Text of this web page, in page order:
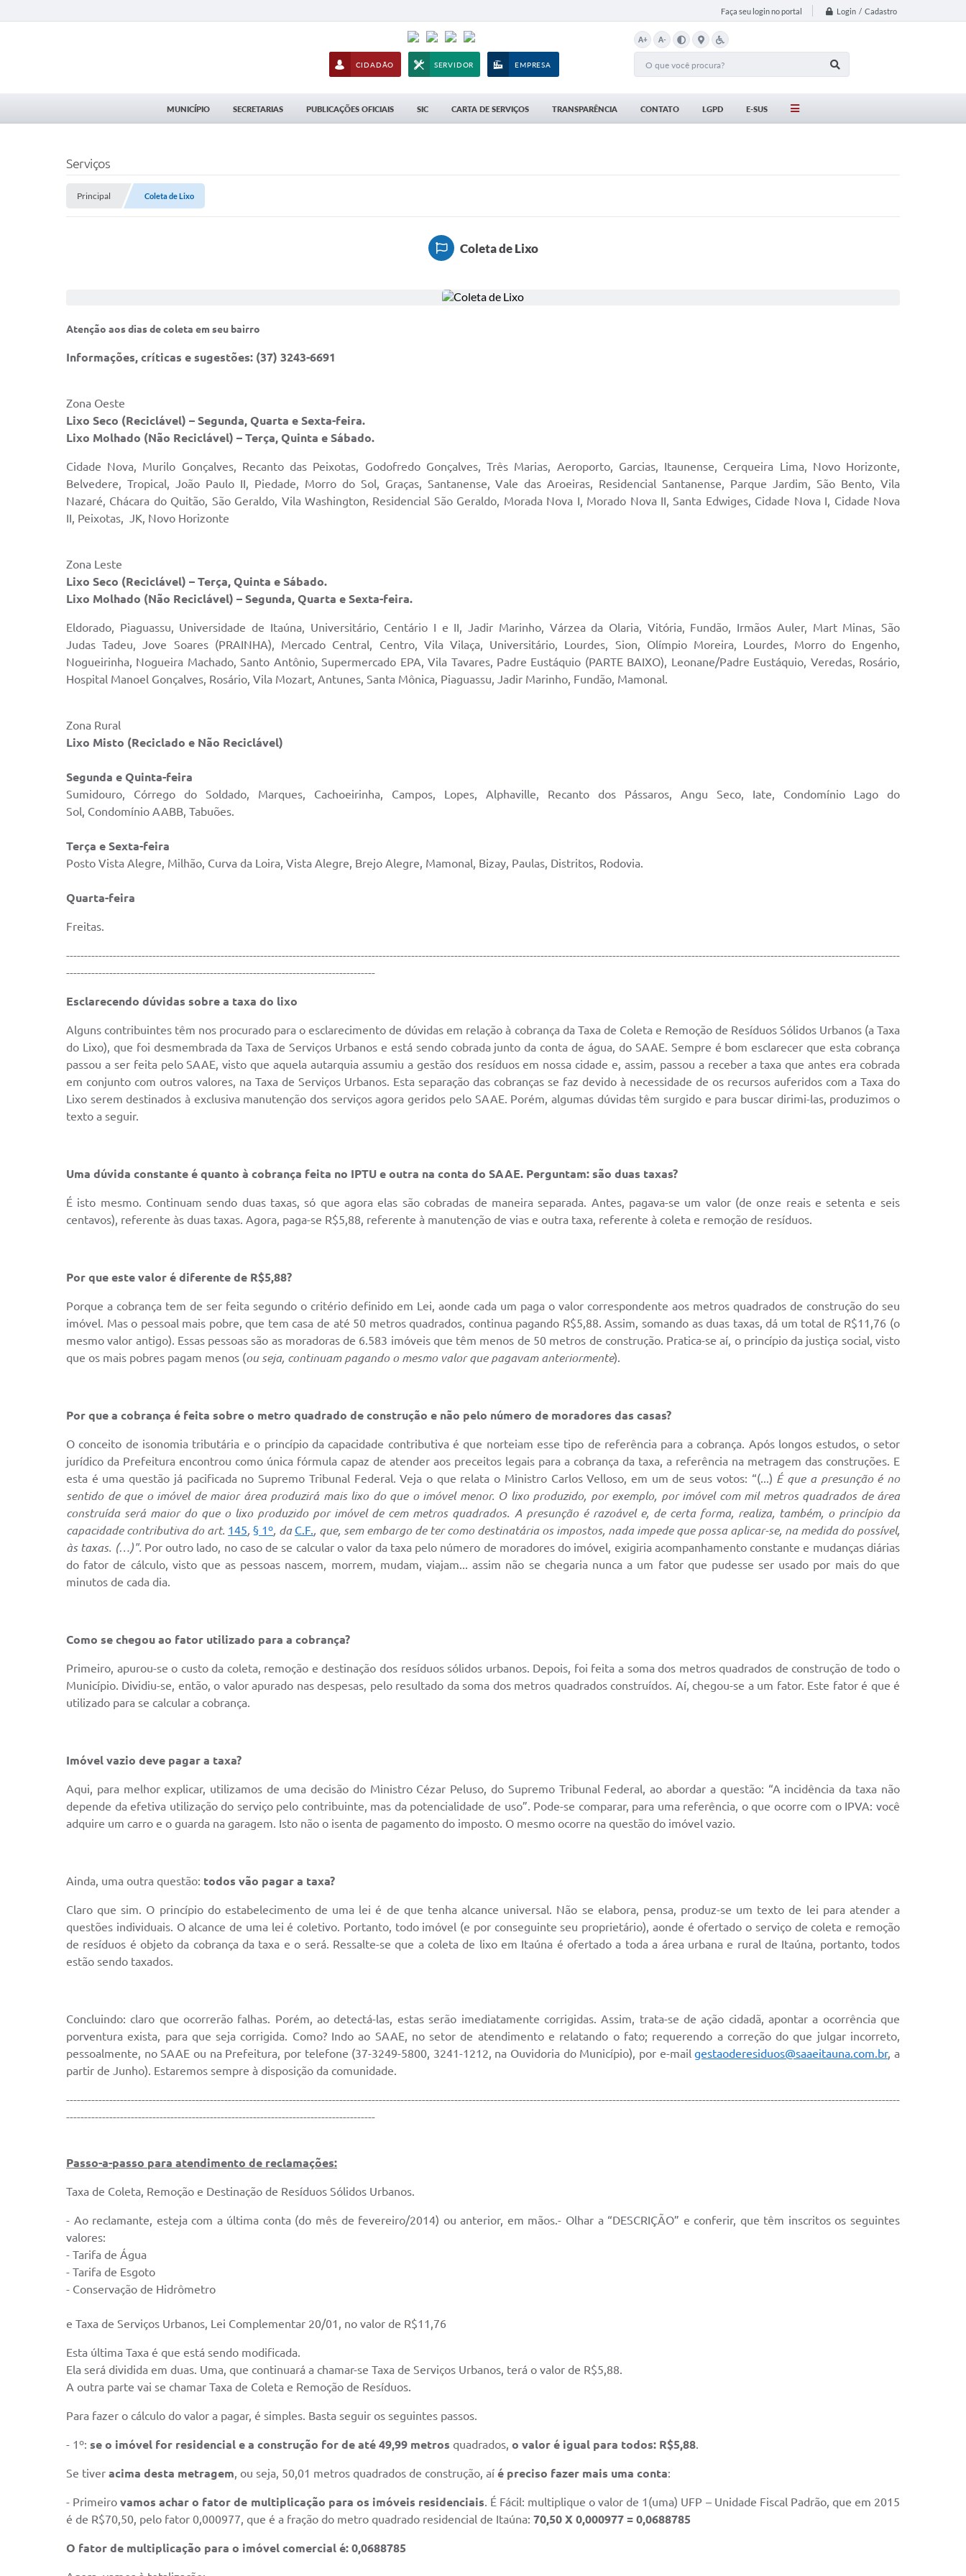
Faça seu login no portal Login / Cadastro
CIDADÃO SERVIDOR EMPRESA
A+ A-
MUNICÍPIO SECRETARIAS PUBLICAÇÕES OFICIAIS SIC CARTA DE SERVIÇOS TRANSPARÊNCIA CONTATO LGPD E-SUS
Serviços
Principal Coleta de Lixo
Coleta de Lixo
Atenção aos dias de coleta em seu bairro
Informações, críticas e sugestões: (37) 3243-6691
Zona Oeste
Lixo Seco (Reciclável) – Segunda, Quarta e Sexta-feira.
Lixo Molhado (Não Reciclável) – Terça, Quinta e Sábado.
Cidade Nova, Murilo Gonçalves, Recanto das Peixotas, Godofredo Gonçalves, Três Marias, Aeroporto, Garcias, Itaunense, Cerqueira Lima, Novo Horizonte,
Belvedere, Tropical, João Paulo II, Piedade, Morro do Sol, Graças, Santanense, Vale das Aroeiras, Residencial Santanense, Parque Jardim, São Bento, Vila
Nazaré, Chácara do Quitão, São Geraldo, Vila Washington, Residencial São Geraldo, Morada Nova I, Morado Nova II, Santa Edwiges, Cidade Nova I, Cidade Nova
II, Peixotas, JK, Novo Horizonte
Zona Leste
Lixo Seco (Reciclável) – Terça, Quinta e Sábado.
Lixo Molhado (Não Reciclável) – Segunda, Quarta e Sexta-feira.
Eldorado, Piaguassu, Universidade de Itaúna, Universitário, Centário I e II, Jadir Marinho, Várzea da Olaria, Vitória, Fundão, Irmãos Auler, Mart Minas, São
Judas Tadeu, Jove Soares (PRAINHA), Mercado Central, Centro, Vila Vilaça, Universitário, Lourdes, Sion, Olímpio Moreira, Lourdes, Morro do Engenho,
Nogueirinha, Nogueira Machado, Santo Antônio, Supermercado EPA, Vila Tavares, Padre Eustáquio (PARTE BAIXO), Leonane/Padre Eustáquio, Veredas, Rosário,
Hospital Manoel Gonçalves, Rosário, Vila Mozart, Antunes, Santa Mônica, Piaguassu, Jadir Marinho, Fundão, Mamonal.
Zona Rural
Lixo Misto (Reciclado e Não Reciclável)
Segunda e Quinta-feira
Sumidouro, Córrego do Soldado, Marques, Cachoeirinha, Campos, Lopes, Alphaville, Recanto dos Pássaros, Angu Seco, Iate, Condomínio Lago do
Sol, Condomínio AABB, Tabuões.
Terça e Sexta-feira
Posto Vista Alegre, Milhão, Curva da Loira, Vista Alegre, Brejo Alegre, Mamonal, Bizay, Paulas, Distritos, Rodovia.
Quarta-feira
Freitas.
----------------------------------------------------------------------------------------------------------------------------------------------------------------------------------------------------------------------------------------
--------------------------------------------------------------------------------------
Esclarecendo dúvidas sobre a taxa do lixo
Alguns contribuintes têm nos procurado para o esclarecimento de dúvidas em relação à cobrança da Taxa de Coleta e Remoção de Resíduos Sólidos Urbanos (a Taxa
do Lixo), que foi desmembrada da Taxa de Serviços Urbanos e está sendo cobrada junto da conta de água, do SAAE. Sempre é bom esclarecer que esta cobrança
passou a ser feita pelo SAAE, visto que aquela autarquia assumiu a gestão dos resíduos em nossa cidade e, assim, passou a receber a taxa que antes era cobrada
em conjunto com outros valores, na Taxa de Serviços Urbanos. Esta separação das cobranças se faz devido à necessidade de os recursos auferidos com a Taxa do
Lixo serem destinados à exclusiva manutenção dos serviços agora geridos pelo SAAE. Porém, algumas dúvidas têm surgido e para buscar dirimi-las, produzimos o
texto a seguir.
Uma dúvida constante é quanto à cobrança feita no IPTU e outra na conta do SAAE. Perguntam: são duas taxas?
É isto mesmo. Continuam sendo duas taxas, só que agora elas são cobradas de maneira separada. Antes, pagava-se um valor (de onze reais e setenta e seis
centavos), referente às duas taxas. Agora, paga-se R$5,88, referente à manutenção de vias e outra taxa, referente à coleta e remoção de resíduos.
Por que este valor é diferente de R$5,88?
Porque a cobrança tem de ser feita segundo o critério definido em Lei, aonde cada um paga o valor correspondente aos metros quadrados de construção do seu
imóvel. Mas o pessoal mais pobre, que tem casa de até 50 metros quadrados, continua pagando R$5,88. Assim, somando as duas taxas, dá um total de R$11,76 (o
mesmo valor antigo). Essas pessoas são as moradoras de 6.583 imóveis que têm menos de 50 metros de construção. Pratica-se aí, o princípio da justiça social, visto
que os mais pobres pagam menos (ou seja, continuam pagando o mesmo valor que pagavam anteriormente).
Por que a cobrança é feita sobre o metro quadrado de construção e não pelo número de moradores das casas?
O conceito de isonomia tributária e o princípio da capacidade contributiva é que norteiam esse tipo de referência para a cobrança. Após longos estudos, o setor
jurídico da Prefeitura encontrou como única fórmula capaz de atender aos preceitos legais para a cobrança da taxa, a referência na metragem das construções. E
esta é uma questão já pacificada no Supremo Tribunal Federal. Veja o que relata o Ministro Carlos Velloso, em um de seus votos: “(...) É que a presunção é no
sentido de que o imóvel de maior área produzirá mais lixo do que o imóvel menor. O lixo produzido, por exemplo, por imóvel com mil metros quadrados de área
construída será maior do que o lixo produzido por imóvel de cem metros quadrados. A presunção é razoável e, de certa forma, realiza, também, o princípio da
capacidade contributiva do art. 145, § 1º, da C.F., que, sem embargo de ter como destinatária os impostos, nada impede que possa aplicar-se, na medida do possível,
às taxas. (…)". Por outro lado, no caso de se calcular o valor da taxa pelo número de moradores do imóvel, exigiria acompanhamento constante e mudanças diárias
do fator de cálculo, visto que as pessoas nascem, morrem, mudam, viajam... assim não se chegaria nunca a um fator que pudesse ser usado por mais do que
minutos de cada dia.
Como se chegou ao fator utilizado para a cobrança?
Primeiro, apurou-se o custo da coleta, remoção e destinação dos resíduos sólidos urbanos. Depois, foi feita a soma dos metros quadrados de construção de todo o
Município. Dividiu-se, então, o valor apurado nas despesas, pelo resultado da soma dos metros quadrados construídos. Aí, chegou-se a um fator. Este fator é que é
utilizado para se calcular a cobrança.
Imóvel vazio deve pagar a taxa?
Aqui, para melhor explicar, utilizamos de uma decisão do Ministro Cézar Peluso, do Supremo Tribunal Federal, ao abordar a questão: “A incidência da taxa não
depende da efetiva utilização do serviço pelo contribuinte, mas da potencialidade de uso”. Pode-se comparar, para uma referência, o que ocorre com o IPVA: você
adquire um carro e o guarda na garagem. Isto não o isenta de pagamento do imposto. O mesmo ocorre na questão do imóvel vazio.
Ainda, uma outra questão: todos vão pagar a taxa?
Claro que sim. O princípio do estabelecimento de uma lei é de que tenha alcance universal. Não se elabora, pensa, produz-se um texto de lei para atender a
questões individuais. O alcance de uma lei é coletivo. Portanto, todo imóvel (e por conseguinte seu proprietário), aonde é ofertado o serviço de coleta e remoção
de resíduos é objeto da cobrança da taxa e o será. Ressalte-se que a coleta de lixo em Itaúna é ofertado a toda a área urbana e rural de Itaúna, portanto, todos
estão sendo taxados.
Concluindo: claro que ocorrerão falhas. Porém, ao detectá-las, estas serão imediatamente corrigidas. Assim, trata-se de ação cidadã, apontar a ocorrência que
porventura exista, para que seja corrigida. Como? Indo ao SAAE, no setor de atendimento e relatando o fato; requerendo a correção do que julgar incorreto,
pessoalmente, no SAAE ou na Prefeitura, por telefone (37-3249-5800, 3241-1212, na Ouvidoria do Município), por e-mailgestaoderesiduos@saaeitauna.com.br, a
partir de Junho). Estaremos sempre à disposição da comunidade.
----------------------------------------------------------------------------------------------------------------------------------------------------------------------------------------------------------------------------------------
--------------------------------------------------------------------------------------
Passo-a-passo para atendimento de reclamações:
Taxa de Coleta, Remoção e Destinação de Resíduos Sólidos Urbanos.
- Ao reclamante, esteja com a última conta (do mês de fevereiro/2014) ou anterior, em mãos.- Olhar a “DESCRIÇÃO” e conferir, que têm inscritos os seguintes
valores:
- Tarifa de Água
- Tarifa de Esgoto
- Conservação de Hidrômetro
e Taxa de Serviços Urbanos, Lei Complementar 20/01, no valor de R$11,76
Esta última Taxa é que está sendo modificada.
Ela será dividida em duas. Uma, que continuará a chamar-se Taxa de Serviços Urbanos, terá o valor de R$5,88.
A outra parte vai se chamar Taxa de Coleta e Remoção de Resíduos.
Para fazer o cálculo do valor a pagar, é simples. Basta seguir os seguintes passos.
- 1º: se o imóvel for residencial e a construção for de até 49,99 metros quadrados, o valor é igual para todos: R$5,88.
Se tiver acima desta metragem, ou seja, 50,01 metros quadrados de construção, aí é preciso fazer mais uma conta:
- Primeirovamos achar o fator de multiplicação para os imóveis residenciais. É Fácil: multiplique o valor de 1(uma) UFP – Unidade Fiscal Padrão, que em 2015
é de R$70,50, pelo fator 0,000977, que é a fração do metro quadrado residencial de Itaúna: 70,50 X 0,000977 = 0,0688785
O fator de multiplicação para o imóvel comercial é: 0,0688785